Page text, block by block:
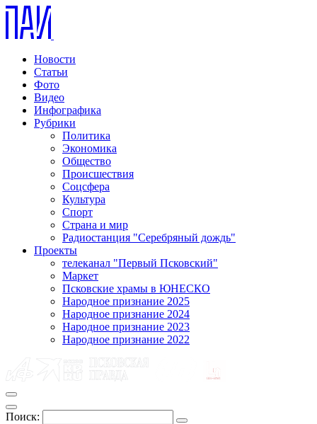
Новости
Статьи
Фото
Видео
Инфографика
Рубрики
Политика
Экономика
Общество
Происшествия
Соцсфера
Культура
Спорт
Страна и мир
Радиостанция "Серебряный дождь"
Проекты
телеканал "Первый Псковский"
Маркет
Псковские храмы в ЮНЕСКО
Народное признание 2025
Народное признание 2024
Народное признание 2023
Народное признание 2022
Поиск: